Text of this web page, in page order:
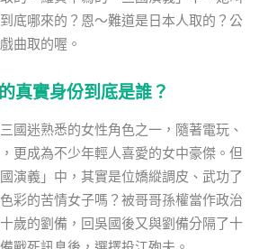
底哪來的？恩～難道是日本人取的？公
曲取的喔。
真實身份到底是誰？
國迷熟悉的女性角色之一，隨著電玩、
更成為不少年輕人喜愛的女中豪傑。但
演義」中，其實是位嬌縱調皮、武功了
彩的苦情女子嗎？被哥哥孫權當作政治
歲的劉備，回吳國後又與劉備分隔了十